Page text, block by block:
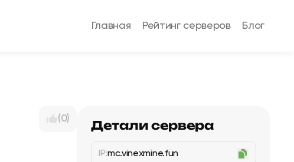
Главная Рейтинг серверов Блог
(0) Детали сервера
IP:mc.vinexmine.fun